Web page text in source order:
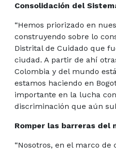
Consolidación del
“Hemos priorizado en
construyendo sobre lo
Distrital de Cuidado que
ciudad. A partir de ahí
Colombia y del mundo
estamos haciendo en
importante en la lucha
discriminación que aún
Romper las barreras del
“Nosotros, en el marco de